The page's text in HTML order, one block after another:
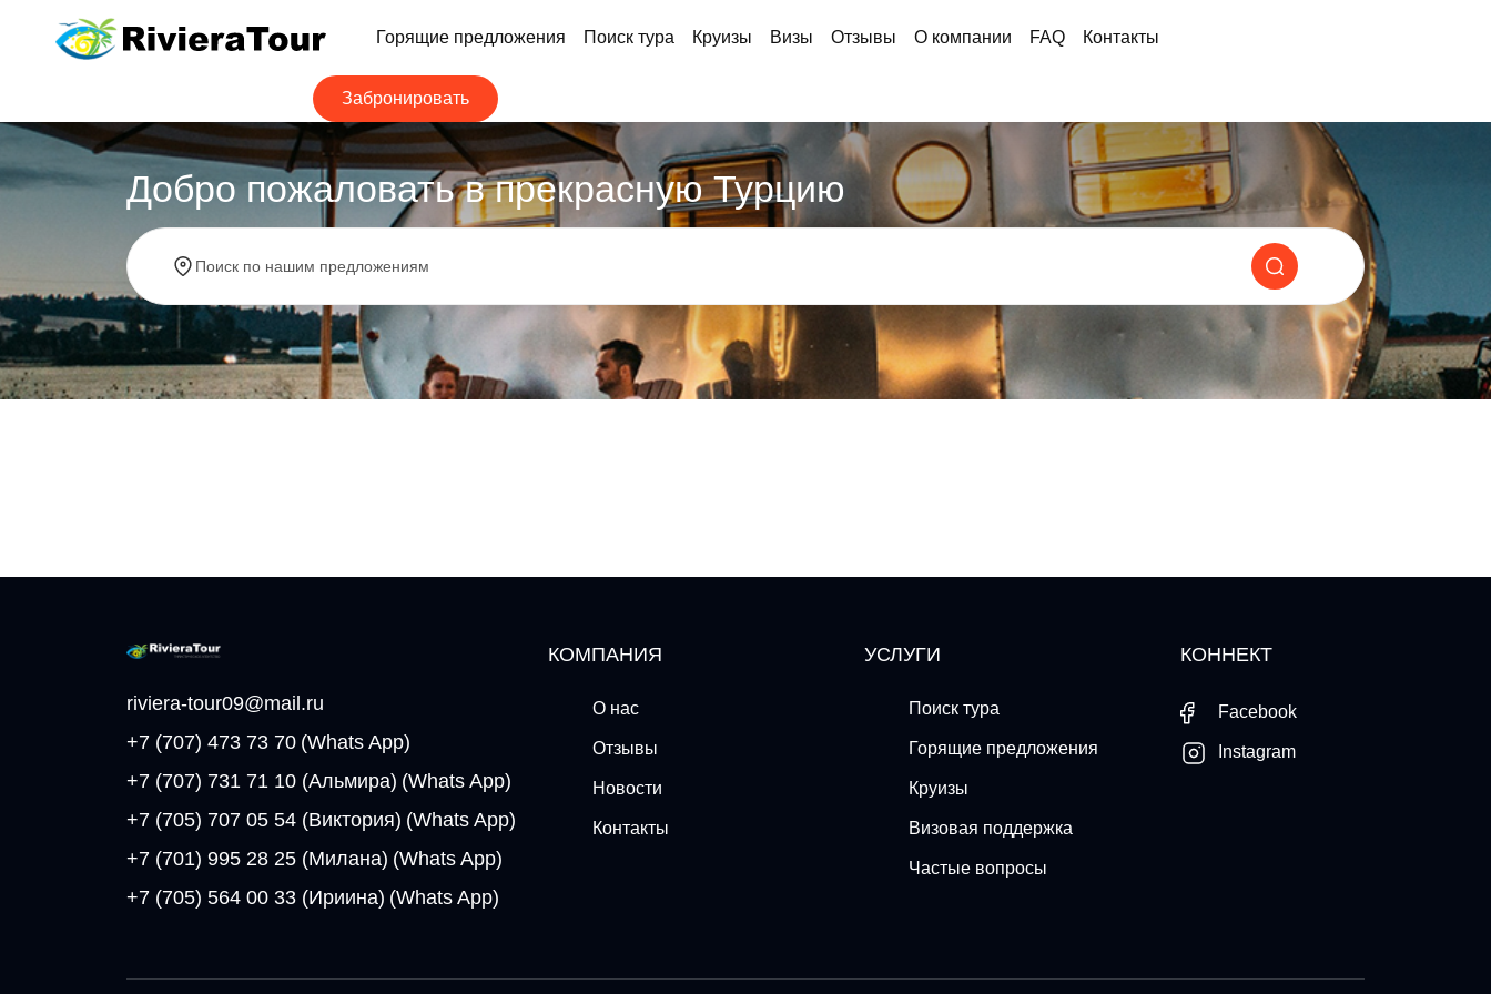
Горящие предложения Поиск тура Круизы Визы Отзывы О компании FAQ Контакты
Забронировать
Добро пожаловать в прекрасную Турцию
riviera-tour09@mail.ru
+7 (707) 473 73 70 (Whats App)
+7 (707) 731 71 10 (Альмира) (Whats App)
+7 (705) 707 05 54 (Виктория) (Whats App)
+7 (701) 995 28 25 (Милана) (Whats App)
+7 (705) 564 00 33 (Ириина) (Whats App)
КОМПАНИЯ
О нас
Отзывы
Новости
Контакты
УСЛУГИ
Поиск тура
Горящие предложения
Круизы
Визовая поддержка
Частые вопросы
КОННЕКТ
Facebook
Instagram